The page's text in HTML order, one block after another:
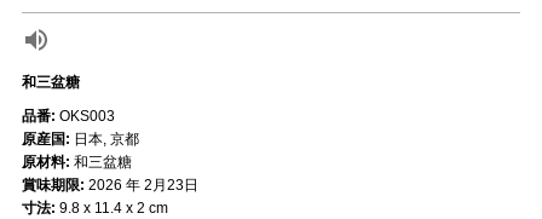
和三盆糖
品番: OKS003
原産国: 日本, 京都
原材料: 和三盆糖
賞味期限: 2026 年 2月23日
寸法: 9.8 x 11.4 x 2 cm